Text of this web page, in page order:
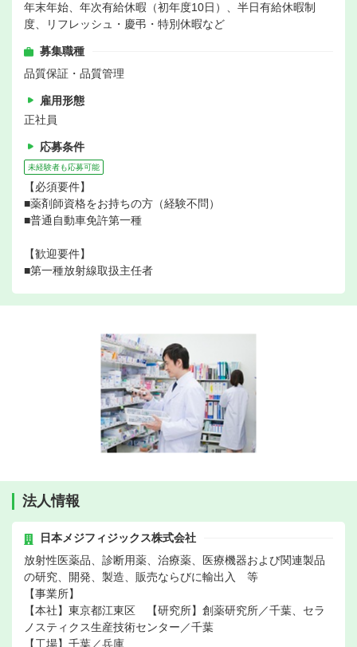
年末年始、年次有給休暇（初年度10日）、半日有給休暇制
度、リフレッシュ・慶弔・特別休暇など
募集職種
品質保証・品質管理
雇用形態
正社員
応募条件
未経験者も応募可能
【必須要件】
■薬剤師資格をお持ちの方（経験不問）
■普通自動車免許第一種
【歓迎要件】
■第一種放射線取扱主任者
法人情報
日本メジフィジックス株式会社
放射性医薬品、診断用薬、治療薬、医療機器および関連製品
の研究、開発、製造、販売ならびに輸出入 等
【事業所】
【本社】東京都江東区 【研究所】創薬研究所／千葉、セラ
ノスティクス生産技術センター／千葉
【工場】千葉／兵庫